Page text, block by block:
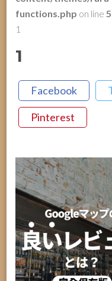
functions.php on line
1
1
Facebook
Pinterest